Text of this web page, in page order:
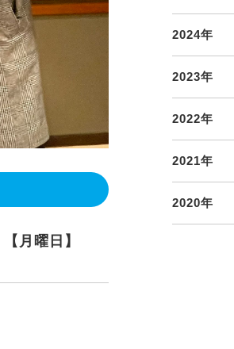
月曜日】
2024年
2023年
2022年
2021年
2020年